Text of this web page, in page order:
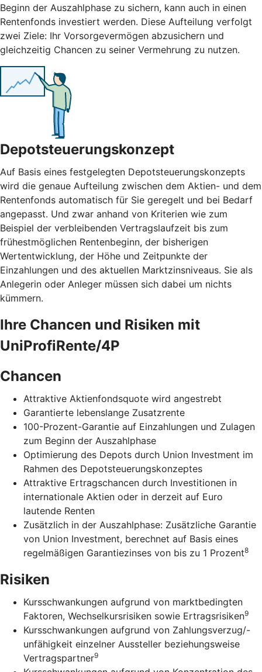
Beginn der Auszahlphase zu sichern, kann auch in einen
Rentenfonds investiert werden. Diese Aufteilung verfolgt
zwei Ziele: Ihr Vorsorgevermögen abzusichern und
gleichzeitig Chancen zu seiner Vermehrung zu nutzen.
Depotsteuerungskonzept
Auf Basis eines festgelegten Depotsteuerungskonzepts
wird die genaue Aufteilung zwischen dem Aktien- und dem
Rentenfonds automatisch für Sie geregelt und bei Bedarf
angepasst. Und zwar anhand von Kriterien wie zum
Beispiel der verbleibenden Vertragslaufzeit bis zum
frühestmöglichen Rentenbeginn, der bisherigen
Wertentwicklung, der Höhe und Zeitpunkte der
Einzahlungen und des aktuellen Marktzinsniveaus. Sie als
Anlegerin oder Anleger müssen sich dabei um nichts
kümmern.
Ihre Chancen und Risiken mit
UniProfiRente/4P
Chancen
Attraktive Aktienfondsquote wird angestrebt
Garantierte lebenslange Zusatzrente
100-Prozent-Garantie auf Einzahlungen und Zulagen
zum Beginn der Auszahlphase
Optimierung des Depots durch Union Investment im
Rahmen des Depotsteuerungskonzeptes
Attraktive Ertragschancen durch Investitionen in
internationale Aktien oder in derzeit auf Euro
lautende Renten
Zusätzlich in der Auszahlphase: Zusätzliche Garantie
von Union Investment, berechnet auf Basis eines
regelmäßigen Garantiezinses von bis zu 1 Prozent8
Risiken
Kursschwankungen aufgrund von marktbedingten
Faktoren, Wechselkursrisiken sowie Ertragsrisiken9
Kursschwankungen aufgrund von Zahlungsverzug/-
unfähigkeit einzelner Aussteller beziehungsweise
Vertragspartner9